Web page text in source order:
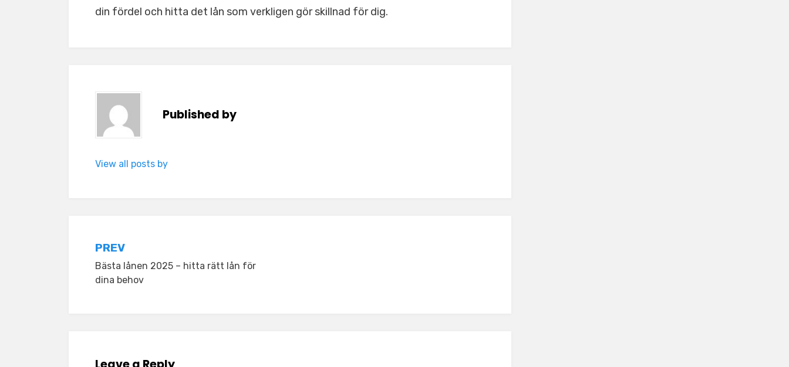
din fördel och hitta det lån som verkligen gör skillnad för dig.
Published by
View all posts by
Post
navigation
PREV
Bästa lånen 2025 – hitta rätt lån för
dina behov